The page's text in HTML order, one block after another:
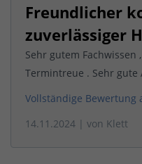
Freundlicher
zuverlässiger
Sehr gutem
Termintreue . Sehr
Vollständige Bewertung
14.11.2024 | von Klett